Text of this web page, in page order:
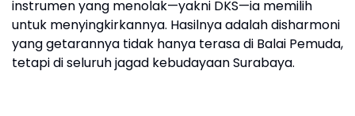
instrumen yang menolak—yakni DKS—ia memilih
untuk menyingkirkannya. Hasilnya adalah disharmoni
yang getarannya tidak hanya terasa di Balai Pemuda,
tetapi di seluruh jagad kebudayaan Surabaya.